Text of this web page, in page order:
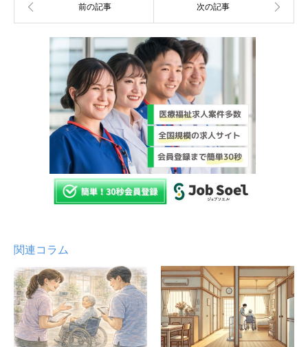
関連コラム